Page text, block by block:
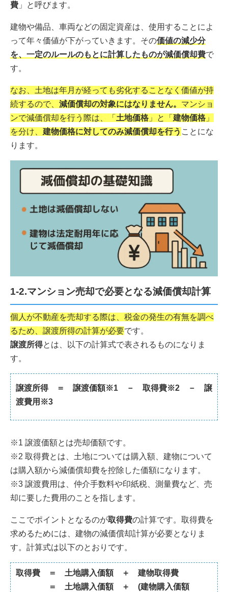
費 」と呼びます。
建物や備品、車両などの固定資産は、使用することによ
って年々価値が下がっていきます。その価値の減少分
を、一定のルールのもとに計算したものが減価償却費で
す。
なお、土地は年月が経っても劣化することなく価値が持
続するので、 減価償却の対象にはなりません。 マンショ
ンで減価償却を行う際は、「 土地価格 」と「 建物価格 」
を分け、 建物価格に対してのみ減価償却を行う ことにな
ります。
1-2.マンション売却で必要となる減価償却計算
個人が不動産を売却する際は、税金の発生の有無を調べ
るため、譲渡所得の計算が必要です。
譲渡所得とは、以下の計算式で表されるものになりま
す。
譲渡所得 ＝ 譲渡価額※1 － 取得費※2 － 譲
渡費用※3
※1 譲渡価額とは売却価額です。
※2 取得費とは、土地については購入額、建物について
は購入額から減価償却費を控除した価額になります。
※3 譲渡費用は、仲介手数料や印紙税、測量費など、売
却に要した費用のことを指します。
ここでポイントとなるのが取得費の計算です。取得費を
求めるためには、建物の減価償却計算が必要となりま
す。計算式は以下のとおりです。
取得費 ＝ 土地購入価額 ＋ 建物取得費
＝ 土地購入価額 ＋ (建物購入価額